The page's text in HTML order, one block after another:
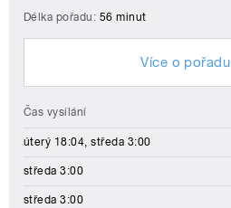
Délka pořadu: 56 minut
Více o pořadu
Čas vysílání
úterý 18:04, středa 3:00
středa 3:00
středa 3:00